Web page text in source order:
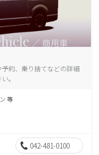
約、乗り捨てなどの詳細
。
等
042-481-0100